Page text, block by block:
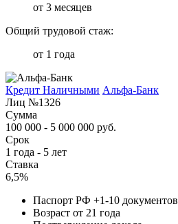
от 3 месяцев
Общий трудовой стаж:
от 1 года
Кредит Наличными Альфа-Банк
Лиц №1326
Сумма
100 000 - 5 000 000 руб.
Срок
1 года - 5 лет
Ставка
6,5%
Паспорт РФ +1-10 документов
Возраст от 21 года